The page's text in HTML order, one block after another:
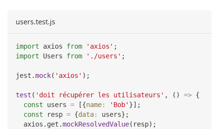
users.test.js
import axios from 'axios' ;
import
Users from './users' ;
jest .mock( 'axios' ) ;
test ( 'doit récupérer les utilisateurs' , ( ) => {
const users = [{name: 'Bob' }] ;
const resp = {data: users} ;
  axios
. get .mockResolvedValue( resp) ;